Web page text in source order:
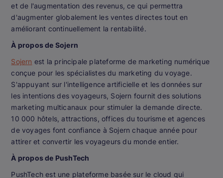
et de l'augmentation des revenus, ce qui permettra
d'augmenter globalement les ventes directes tout en
améliorant continuellement la rentabilité.
À propos de Sojern
Sojern est la principale plateforme de marketing numérique
conçue pour les spécialistes du marketing du voyage.
S'appuyant sur l'intelligence artificielle et les données sur
les intentions des voyageurs, Sojern fournit des solutions
marketing multicanaux pour stimuler la demande directe.
10 000 hôtels, attractions, offices du tourisme et agences
de voyages font confiance à Sojern chaque année pour
attirer et convertir les voyageurs du monde entier.
À propos de PushTech
PushTech est une plateforme basée sur le cloud qui